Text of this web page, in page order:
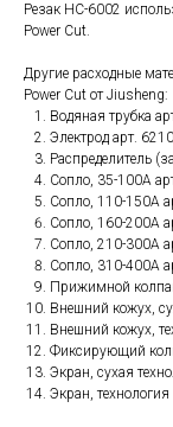
Резак HC-6002
Power Cut.
Другие расходные
Power Cut от Jiusheng:
Водяная трубка
Электрод арт.
Распределитель
Сопло, 35-100A
Сопло, 110-150A
Сопло, 160-200A
Сопло, 210-300A
Сопло, 310-400A
Прижимной
Внешний кожух,
Внешний кожух,
Фиксирующий
Экран, сухая
Экран,